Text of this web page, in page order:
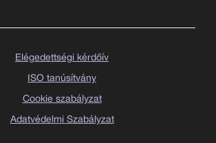
Elégedettségi kérdőív
ISO tanúsítvány
Cookie szabályzat
Adatvédelmi Szabályzat